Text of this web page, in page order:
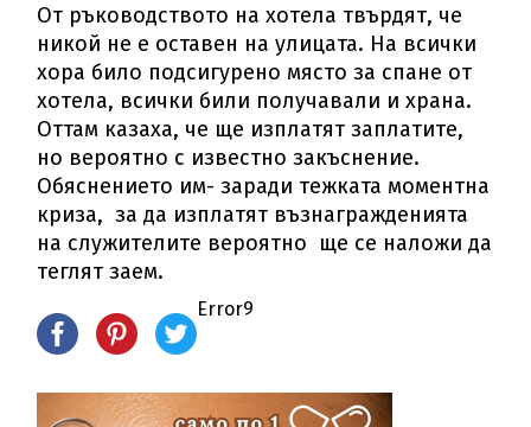
От ръководството на хотела твърдят, че
никой не е оставен на улицата. На всички
хора било подсигурено място за спане от
хотела, всички били получавали и храна.
Оттам казаха, че ще изплатят заплатите,
но вероятно с известно закъснение.
Обяснението им- заради тежката моментна
криза, за да изплатят възнагражденията
на служителите вероятно ще се наложи да
теглят заем.
Error9